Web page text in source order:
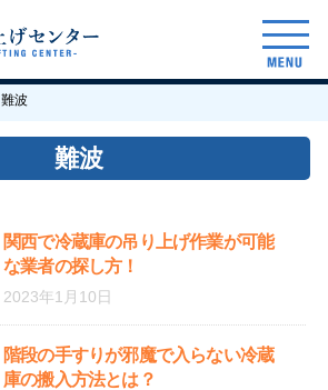
難波
難波
関西で冷蔵庫の吊り上げ作業が可能
な業者の探し方！
2023年1月10日
階段の手すりが邪魔で入らない冷蔵
庫の搬入方法とは？